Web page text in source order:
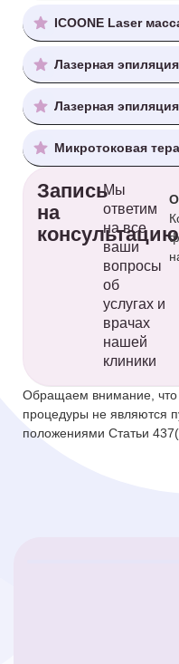
ICOONE Laser
Лазерная
Лазерная
Микротоковая
Запись
на
консультацию
Мы
ответим
на все
ваши
вопросы
об
услугах и
врачах
нашей
клиники
Обращаем внимание, что
процедуры не являются
положениями Статьи